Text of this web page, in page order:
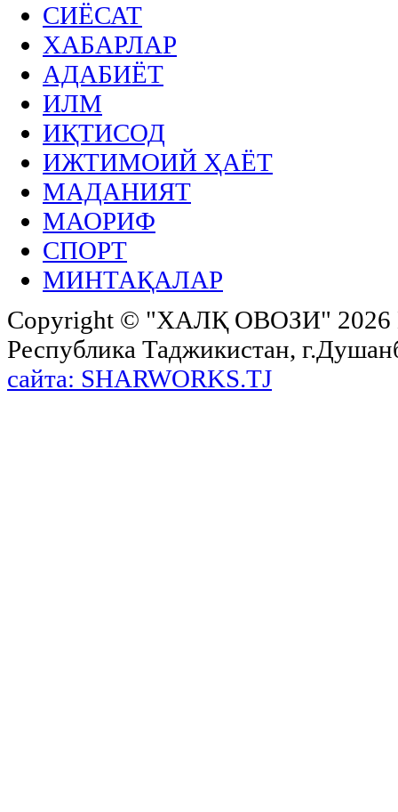
СИЁСАТ
ХАБАРЛАР
АДАБИЁТ
ИЛМ
ИҚТИСОД
ИЖТИМОИЙ ҲАЁТ
МАДАНИЯТ
МАОРИФ
СПОРТ
МИНТАҚАЛАР
Copyright © "ХАЛҚ ОВОЗИ"
Республика Таджикистан,
сайта: SHARWORKS.TJ